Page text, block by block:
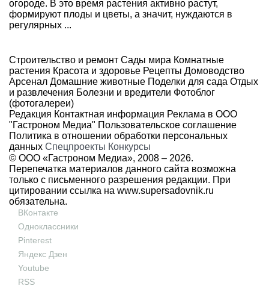
огороде. В это время растения активно растут,
формируют плоды и цветы, а значит, нуждаются в
регулярных ...
Строительство и ремонт Сады мира Комнатные
растения Красота и здоровье Рецепты Домоводство
Арсенал Домашние животные Поделки для сада Отдых
и развлечения Болезни и вредители Фотоблог
(фотогалереи)
Редакция Контактная информация Реклама в ООО
"Гастроном Медиа" Пользовательское соглашение
Политика в отношении обработки персональных
данных Спецпроекты Конкурсы
© ООО «Гастроном Медиа», 2008 – 2026.
Перепечатка материалов данного сайта возможна
только с письменного разрешения редакции. При
цитировании ссылка на www.supersadovnik.ru
обязательна.
ВКонтакте
Одноклассники
Pinterest
Яндекс Дзен
Youtube
RSS